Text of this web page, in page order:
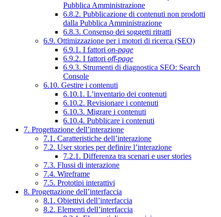
Pubblica Amministrazione
6.8.2. Pubblicazione di contenuti non prodotti
dalla Pubblica Amministrazione
6.8.3. Consenso dei soggetti ritratti
6.9. Ottimizzazione per i motori di ricerca (SEO)
6.9.1. I fattori on-page
6.9.2. I fattori off-page
6.9.3. Strumenti di diagnostica SEO: Search
Console
6.10. Gestire i contenuti
6.10.1. L’inventario dei contenuti
6.10.2. Revisionare i contenuti
6.10.3. Migrare i contenuti
6.10.4. Pubblicare i contenuti
7. Progettazione dell’interazione
7.1. Caratteristiche dell’interazione
7.2. User stories per definire l’interazione
7.2.1. Differenza tra scenari e user stories
7.3. Flussi di interazione
7.4. Wireframe
7.5. Prototipi interattivi
8. Progettazione dell’interfaccia
8.1. Obiettivi dell’interfaccia
8.2. Elementi dell’interfaccia